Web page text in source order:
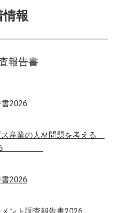
情報
報告書
2026
産業の⼈材問題を考える
書2026
2026
ント調査報告書2026